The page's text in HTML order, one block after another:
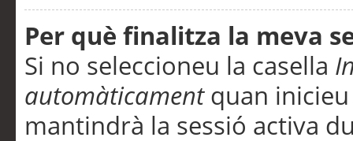
Per què finalitza la meva
Si no seleccioneu la casella
automàticamentquan inicieu
mantindrà la sessió activa